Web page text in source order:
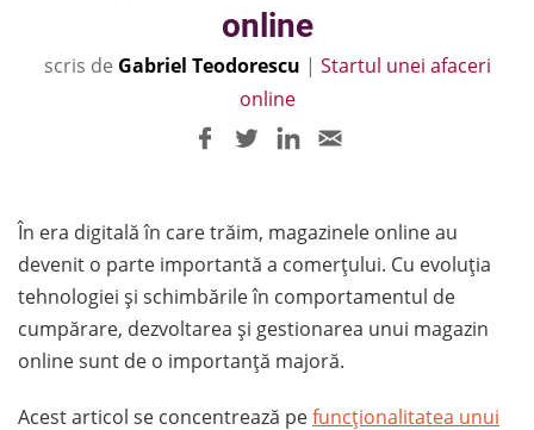
online
scris de Gabriel Teodorescu | Startul unei afaceri
online
În era digitală în care trăim, magazinele online au
devenit o parte importantă a comerțului. Cu evoluția
tehnologiei și schimbările în comportamentul de
cumpărare, dezvoltarea și gestionarea unui magazin
online sunt de o importanță majoră.
Acest articol se concentrează pefuncționalitatea unui